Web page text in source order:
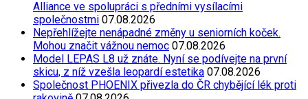
Alliance ve spolupráci s předními vysílacími
společnostmi 07.08.2026
Nepřehlížejte nenápadné změny u seniorních koček.
Mohou značit vážnou nemoc 07.08.2026
Model LEPAS L8 už znáte. Nyní se podívejte na první
skicu, z níž vzešla leopardí estetika 07.08.2026
Společnost PHOENIX přivezla do ČR chybějící lék proti